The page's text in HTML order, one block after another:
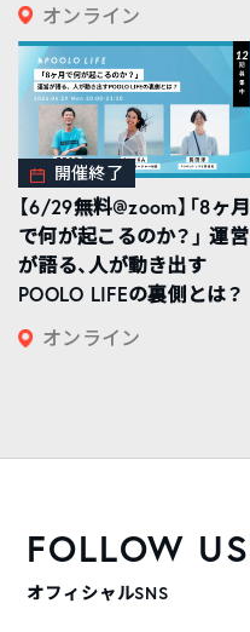
オンライン
開催終了
【6/29無料@zoom】「8ヶ月
で何が起こるのか？」 運営
が語る、人が動き出す
POOLO LIFEの裏側とは？
オンライン
FOLLOW US
オフィシャルSNS